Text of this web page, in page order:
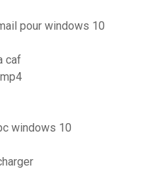
pour windows 10
caf
windows 10